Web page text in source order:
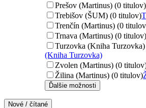
Prešov (Martinus) (0 titulov)
Trebišov (ŠUM) (0 titulov)
Trenčín (Martinus) (0
Trnava (Martinus) (0 titulov)
Turzovka (Kniha
(Kniha Turzovka)
Zvolen (Martinus) (0
Žilina (Martinus) (0 titulov)
Ďalšie možnosti
Nové / čítané